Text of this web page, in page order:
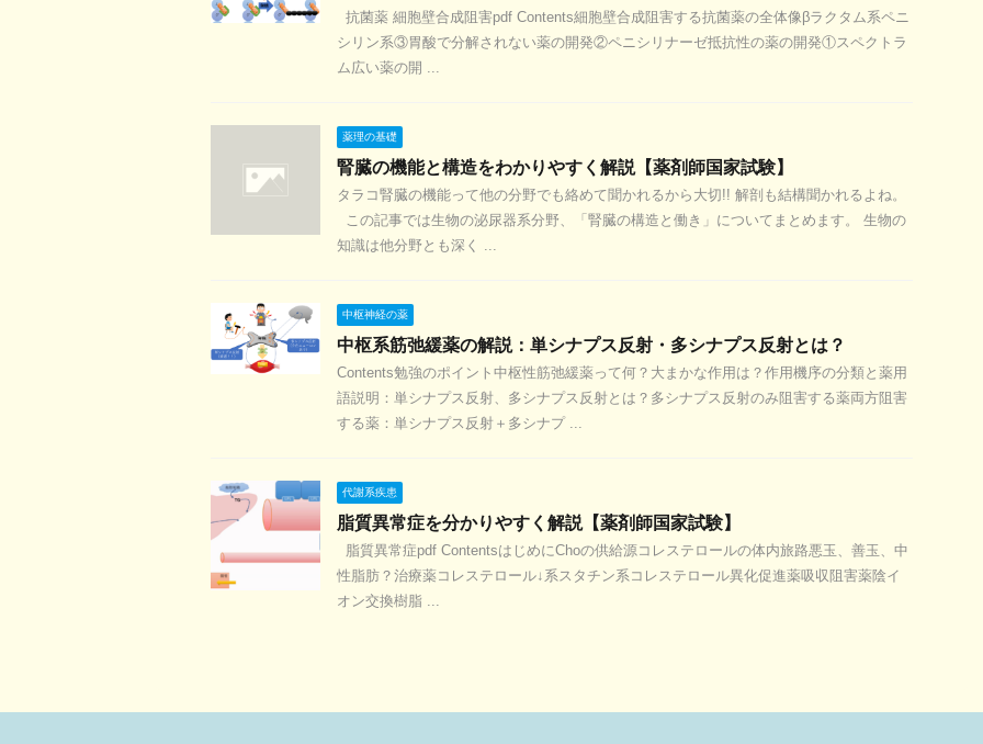
抗菌薬 細胞壁合成阻害pdf Contents細胞壁合成阻害する抗菌薬の全体像βラクタム系ペニ
シリン系③胃酸で分解されない薬の開発②ペニシリナーゼ抵抗性の薬の開発①スペクトラ
ム広い薬の開 ...
薬理の基礎
腎臓の機能と構造をわかりやすく解説【薬剤師国家試験】
タラコ腎臓の機能って他の分野でも絡めて聞かれるから大切!! 解剖も結構聞かれるよね。
この記事では生物の泌尿器系分野、「腎臓の構造と働き」についてまとめます。 生物の
知識は他分野とも深く ...
中枢神経の薬
中枢系筋弛緩薬の解説：単シナプス反射・多シナプス反射とは？
Contents勉強のポイント中枢性筋弛緩薬って何？大まかな作用は？作用機序の分類と薬用
語説明：単シナプス反射、多シナプス反射とは？多シナプス反射のみ阻害する薬両方阻害
する薬：単シナプス反射＋多シナプ ...
代謝系疾患
脂質異常症を分かりやすく解説【薬剤師国家試験】
脂質異常症pdf ContentsはじめにChoの供給源コレステロールの体内旅路悪玉、善玉、中
性脂肪？治療薬コレステロール↓系スタチン系コレステロール異化促進薬吸収阻害薬陰イ
オン交換樹脂 ...